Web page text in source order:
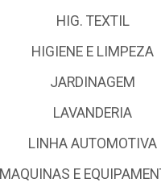
HIG. TEXTIL
HIGIENE E LIMPEZA
JARDINAGEM
LAVANDERIA
LINHA AUTOMOTIVA
MAQUINAS E